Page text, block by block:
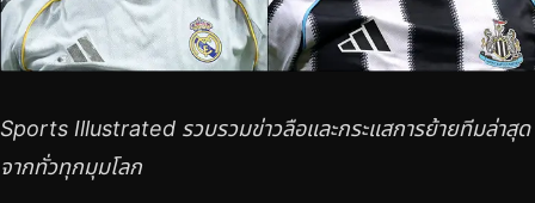
Sports Illustrated รวบรวมข่าวลือและกระแสการย้ายทีมล่าสุด
จากทั่วทุกมุมโลก